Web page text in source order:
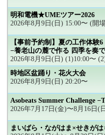
明和電機★UMEツアー2026
2026年8月9日(日) 15:00〜 (開
【事前予約制】夏の工作体験
−養老山の麓で作る 四季を奏
2026年8月9日(日) (1)10:00〜
時地区盆踊り・花火大会
2026年8月9日(日) 20:20〜
Asobeats Summer Challenge
2026年7月17日(金)〜8月16日(
まいばら・ながはま×せきが